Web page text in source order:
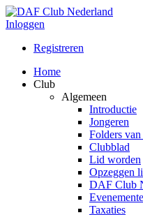
Inloggen
Registreren
Home
Club
Algemeen
Introductie
Jongeren
Folders
Clubblad
Lid worden
Opzeggen
DAF Club
Taxaties